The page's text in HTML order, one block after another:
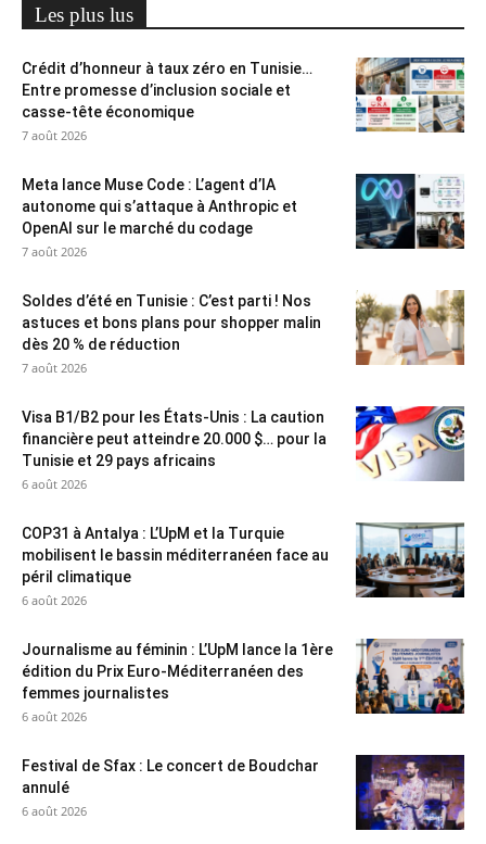
Les plus lus
Crédit d’honneur à taux zéro en Tunisie…
Entre promesse d’inclusion sociale et
casse-tête économique
7 août 2026
Meta lance Muse Code : L’agent d’IA
autonome qui s’attaque à Anthropic et
OpenAI sur le marché du codage
7 août 2026
Soldes d’été en Tunisie : C’est parti ! Nos
astuces et bons plans pour shopper malin
dès 20 % de réduction
7 août 2026
Visa B1/B2 pour les États-Unis : La caution
financière peut atteindre 20.000 $… pour la
Tunisie et 29 pays africains
6 août 2026
COP31 à Antalya : L’UpM et la Turquie
mobilisent le bassin méditerranéen face au
péril climatique
6 août 2026
Journalisme au féminin : L’UpM lance la 1ère
édition du Prix Euro-Méditerranéen des
femmes journalistes
6 août 2026
Festival de Sfax : Le concert de Boudchar
annulé
6 août 2026